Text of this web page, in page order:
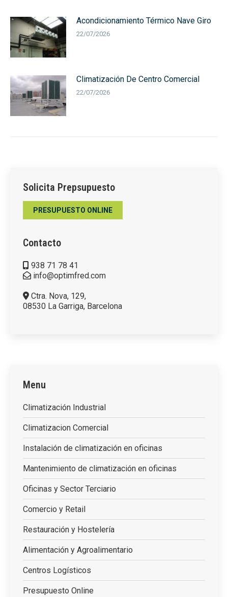
Acondicionamiento Térmico Nave Giro
22/07/2026
Climatización De Centro Comercial
22/07/2026
Solicita Prepsupuesto
PRESUPUESTO ONLINE
Contacto
938 71 78 41
info@optimfred.com
Ctra. Nova, 129,
08530 La Garriga, Barcelona
Menu
Climatización Industrial
Climatizacion Comercial
Instalación de climatización en oficinas
Mantenimiento de climatización en oficinas
Oficinas y Sector Terciario
Comercio y Retail
Restauración y Hostelería
Alimentación y Agroalimentario
Centros Logísticos
Presupuesto Online